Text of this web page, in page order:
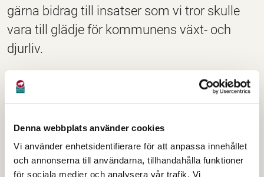
Denna webbplats använder cookies
Vi använder enhetsidentifierare för att anpassa innehållet
och annonserna till användarna, tillhandahålla funktioner
för sociala medier och analysera vår trafik. Vi
gärna bidrag till insatser som vi tror skulle
vara till glädje för kommunens växt- och
djurliv.
Vad kan man få bidrag
Det kan röra sig om nästan allt mellan himmel och
jord. Här är några exempel på insatser man skulle
kunna få bidrag till: